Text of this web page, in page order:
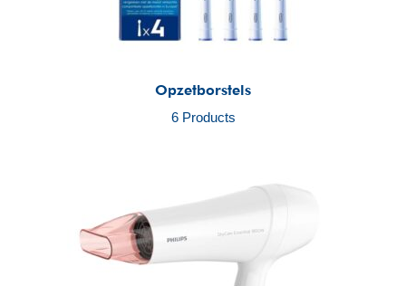
Opzetborstels
6 Products